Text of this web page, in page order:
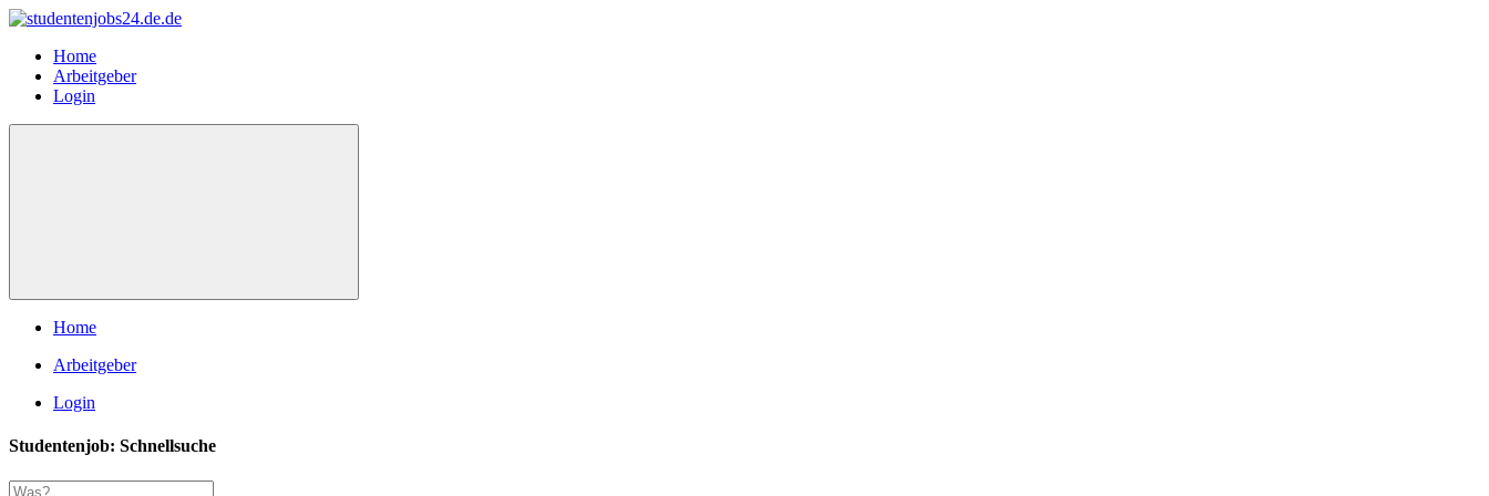
Home
Arbeitgeber
Login
Home
Arbeitgeber
Login
Studentenjob: Schnellsuche